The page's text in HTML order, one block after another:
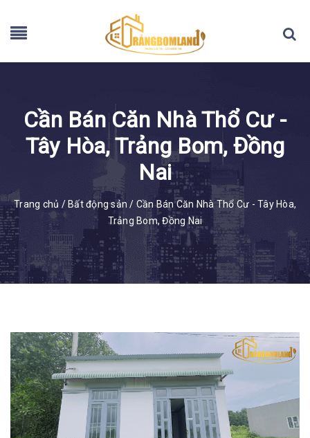
Cần Bán Căn Nhà Thổ Cư -
Tây Hòa, Trảng Bom, Đồng
Nai
Trang chủ / Bất động sản / Cần Bán Căn Nhà Thổ Cư - Tây Hòa,
Trảng Bom, Đồng Nai